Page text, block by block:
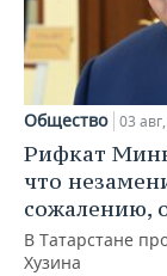
Общество 03
Рифкат
что
сожалению,
В Татарстане
Хузина